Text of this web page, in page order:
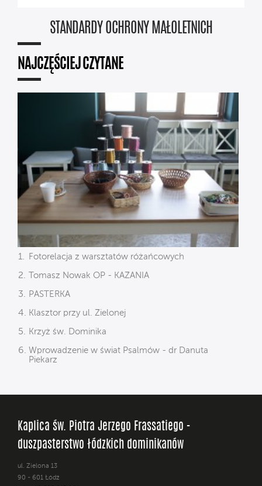
STANDARDY OCHRONY MAŁOLETNICH
NAJCZĘŚCIEJ CZYTANE
Fotorelacja z warsztatów różańcowych
Tomasz Nowak OP - KAZANIA
PASTERKA
Klasztor przy ul. Zielonej
Krzyż św. Dominika
Wprowadzenie w świat Psalmów - dr Danuta
Piekarz
Kaplica św. Piotra Jerzego Frassatiego -
duszpasterstwo łódzkich dominikanów
ul. Zielona 13
90 - 601 Łódź